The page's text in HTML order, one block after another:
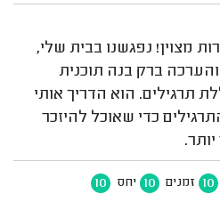
מצוין! נפגשנו בבית שלי,
ברק בנה תוכנית
תרגילים. הוא הדריך אותי
כדי שאוכל להיזכר
10 זמנים 10 יחס 10